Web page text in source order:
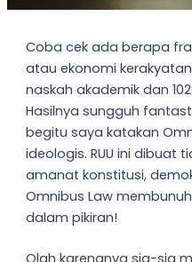
Coba cek ada berapa
atau ekonomi
naskah akademik dan
Hasilnya sungguh
begitu saya katakan
ideologis. RUU ini dibuat
amanat konstitusi,
Omnibus Law
dalam pikiran!
Olah karenanya sia-sia